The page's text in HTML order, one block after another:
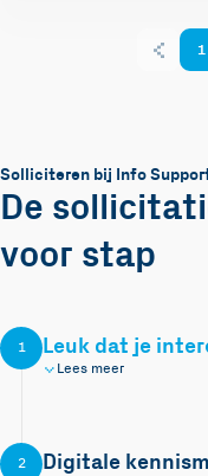
1
Solliciteren bij Info
De
voor stap
1 Leuk dat je
Lees meer
2 Digitale